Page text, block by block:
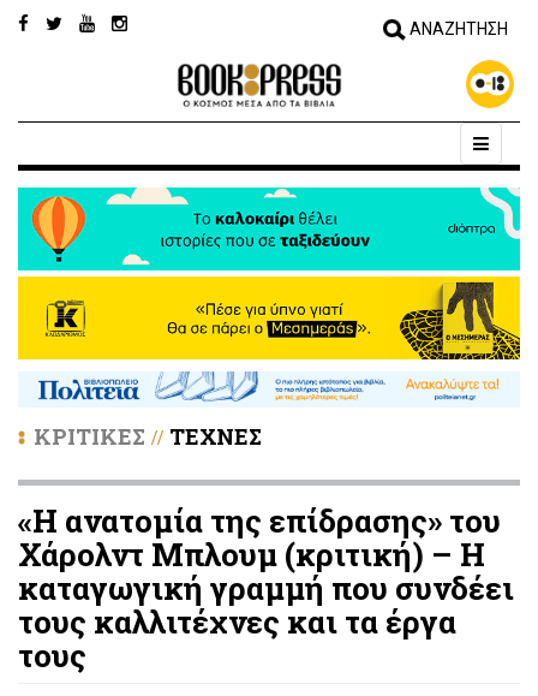
ΚΡΙΤΙΚΕΣ // ΤΕΧΝΕΣ
«Η ανατομία της επίδρασης» του
Χάρολντ Μπλουμ (κριτική) – Η
καταγωγική γραμμή που συνδέει
τους καλλιτέχνες και τα έργα
τους